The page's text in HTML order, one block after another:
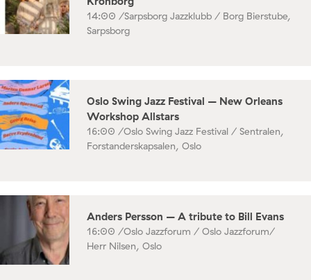
14:00 /Sarpsborg Jazzklubb / Borg Bierstube,
Sarpsborg
Oslo Swing Jazz Festival – New Orleans
Workshop Allstars
16:00 /Oslo Swing Jazz Festival / Sentralen,
Forstanderskapsalen, Oslo
Anders Persson – A tribute to Bill Evans
16:00 /Oslo Jazzforum / Oslo Jazzforum/
Herr Nilsen, Oslo